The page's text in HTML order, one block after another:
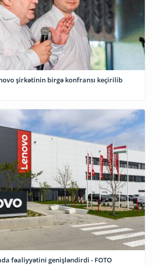
şirkətinin birgə konfransı keçirilib
fəaliyyətini genişləndirdi - FOTO